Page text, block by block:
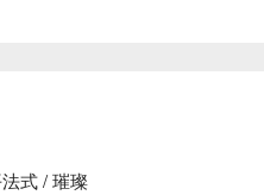
式 / 璀璨